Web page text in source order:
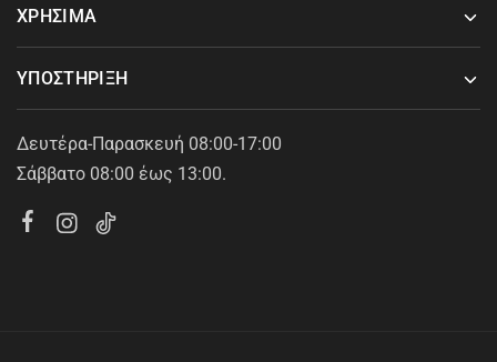
ΧΡΗΣΙΜΑ
ΥΠΟΣΤΗΡΙΞΗ
Δευτέρα-Παρασκευή 08:00-17:00
Σάββατο 08:00 έως 13:00.